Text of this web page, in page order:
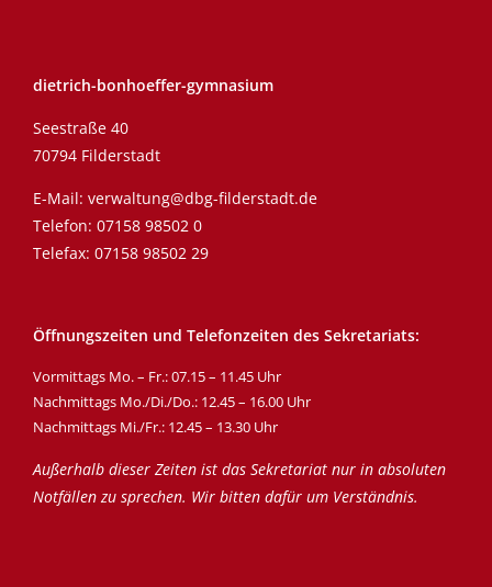
dietrich-bonhoeffer-gymnasium
Seestraße 40
70794 Filderstadt
E-Mail: verwaltung@dbg-filderstadt.de
Telefon: 07158 98502 0
Telefax: 07158 98502 29
Öffnungszeiten und Telefonzeiten des Sekretariats:
Vormittags Mo. – Fr.: 07.15 – 11.45 Uhr
Nachmittags Mo./Di./Do.: 12.45 – 16.00 Uhr
Nachmittags Mi./Fr.: 12.45 – 13.30 Uhr
Außerhalb dieser Zeiten ist das Sekretariat nur in absoluten
Notfällen zu sprechen. Wir bitten dafür um Verständnis.